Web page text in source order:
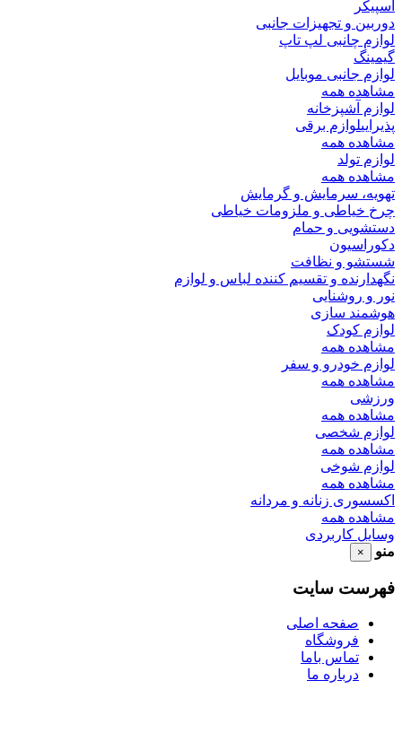
اسپیکر
دوربین و تجهیزات جانبی
لوازم چانبی لپ تاپ
گیمینگ
لوازم جانبی موبایل
مشاهده همه
لوازم آشپزخانه
پذیراییلوازم برقی
مشاهده همه
لوازم تولد
مشاهده همه
تهویه، سرمایش و گرمایش
چرخ خیاطی و ملزومات خیاطی
دستشویی و حمام
دکوراسیون
شستشو و نظافت
نگهدارنده و تقسیم کننده لباس و لوازم
نور و روشنایی
هوشمند سازی
لوازم کودک
مشاهده همه
لوازم خودرو و سفر
مشاهده همه
ورزشی
مشاهده همه
لوازم شخصی
مشاهده همه
لوازم شوخی
مشاهده همه
اکسسوری زنانه و مردانه
مشاهده همه
وسایل کاربردی
منو
×
فهرست سایت
صفحه اصلی
فروشگاه
تماس باما
درباره ما